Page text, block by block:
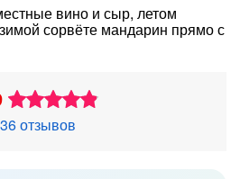
вино и сыр, летом
сорвёте мандарин прямо с
36 отзывов